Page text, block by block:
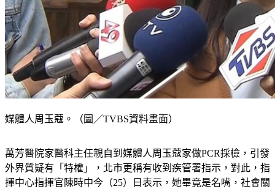
媒體人周玉蔻。（圖／TVBS資料畫面）
萬芳醫院家醫科主任親自到媒體人周玉蔻家做PCR採檢，引發
外界質疑有「特權」，北市更稱有收到疾管署指示，對此，指
揮中心指揮官陳時中今（25）日表示，她畢竟是名嘴，社會關